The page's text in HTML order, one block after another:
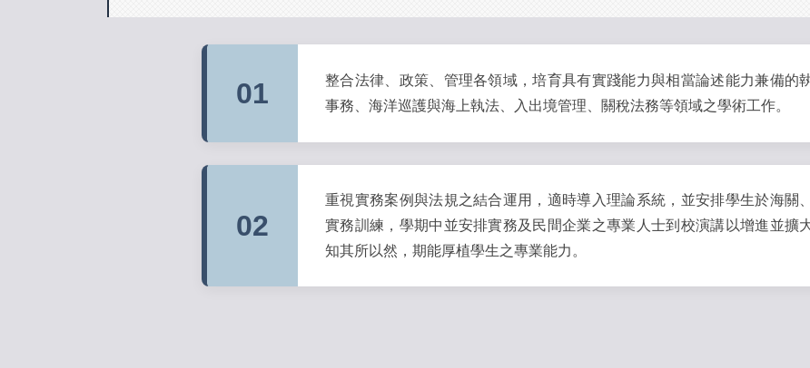
01
整合法律、政策、管理各領域，培育具有實踐能力與相當論述能力兼備的
事務、海洋巡護與海上執法、入出境管理、關稅法務等領域之學術工作。
02
重視實務案例與法規之結合運用，適時導入理論系統，並安排學生於海關
實務訓練，學期中並安排實務及民間企業之專業人士到校演講以增進並擴
知其所以然，期能厚植學生之專業能力。